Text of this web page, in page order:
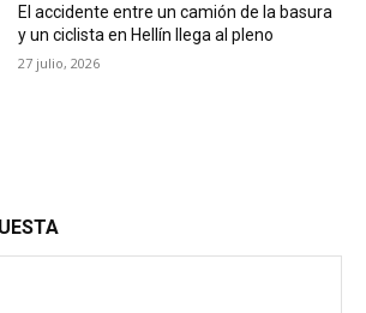
El accidente entre un camión de la basura
y un ciclista en Hellín llega al pleno
27 julio, 2026